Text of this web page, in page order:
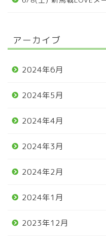
アーカイブ
2024年6月
2024年5月
2024年4月
2024年3月
2024年2月
2024年1月
2023年12月